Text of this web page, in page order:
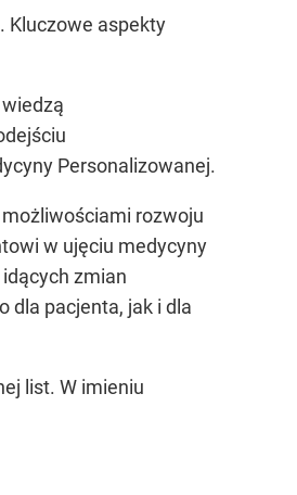
Kluczowe aspekty
Personalizowanej.
rozwoju
w ujęciu medycyny
zmian
dla pacjenta, jak i dla
list. W imieniu